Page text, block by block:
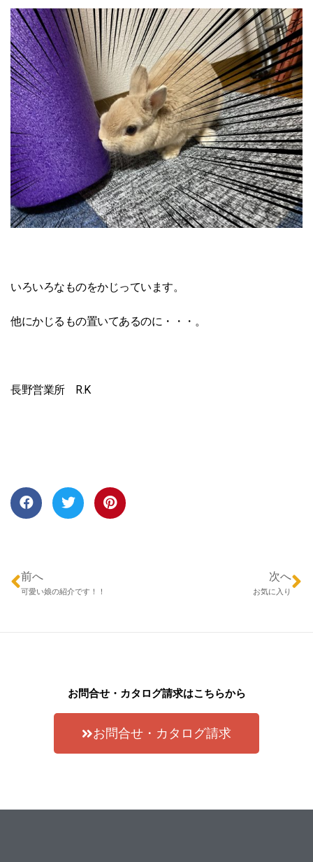
いろいろなものをかじっています。
他にかじるもの置いてあるのに・・・。
長野営業所 R.K
前へ
可愛い娘の紹介です！！
次へ
お気に入り
お問合せ・カタログ請求はこちらから
お問合せ・カタログ請求